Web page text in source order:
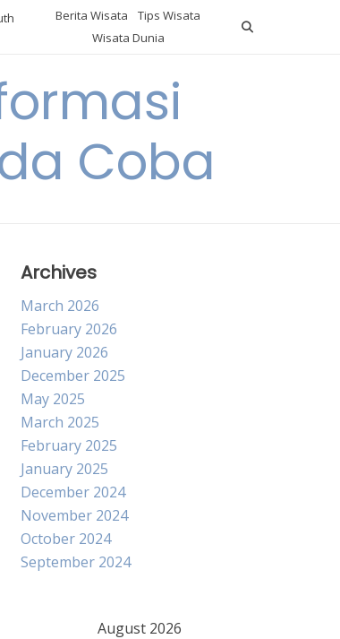
Berita Wisata
Tips Wisata
Wisata Dunia
Coba
Archives
March 2026
February 2026
January 2026
December 2025
May 2025
March 2025
February 2025
January 2025
December 2024
November 2024
October 2024
September 2024
August 2026